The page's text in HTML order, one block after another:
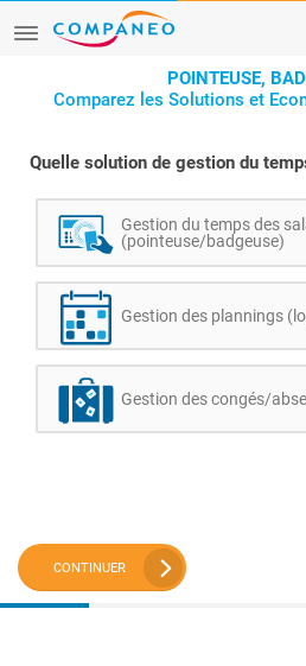
POINTEUSE,
Comparez les Solutions et
Quelle solution de gestion du
Gestion du temps des
(pointeuse/badgeuse)
Gestion des plannings
Gestion des congés/
CONTINUER